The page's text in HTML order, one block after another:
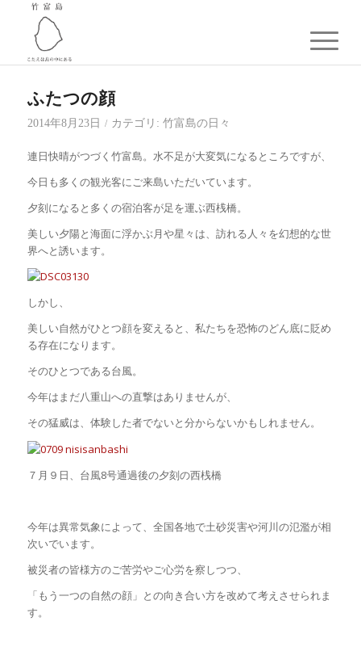
ふたつの顔
2014年8月23日 / カテゴリ: 竹富島の日々
連日快晴がつづく竹富島。水不足が大変気になるところですが、
今日も多くの観光客にご来島いただいています。
夕刻になると多くの宿泊客が足を運ぶ西桟橋。
美しい夕陽と海面に浮かぶ月や星々は、訪れる人々を幻想的な世
界へと誘います。
しかし、
美しい自然がひとつ顔を変えると、私たちを恐怖のどん底に貶め
る存在になります。
そのひとつである台風。
今年はまだ八重山への直撃はありませんが、
その猛威は、体験した者でないと分からないかもしれません。
７月９日、台風8号通過後の夕刻の西桟橋
今年は異常気象によって、全国各地で土砂災害や河川の氾濫が相
次いでいます。
被災者の皆様方のご苦労やご心労を察しつつ、
「もう一つの自然の顔」との向き合い方を改めて考えさせられま
す。